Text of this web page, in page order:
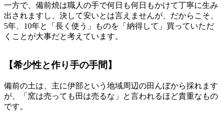
一方で、備前焼は職人の手で何日も何日もかけて丁寧に生み
出されますし、決して安いとは言えませんが、だからこそ、
5年、10年と「長く使う」ものを「納得して」買っていただ
くことが大事だと考えています。
【希少性と作り手の手間】
備前の土は、主に伊部という地域周辺の田んぼから採れます
が、「窯は売っても田は売るな」と言われるほど貴重なもの
です。